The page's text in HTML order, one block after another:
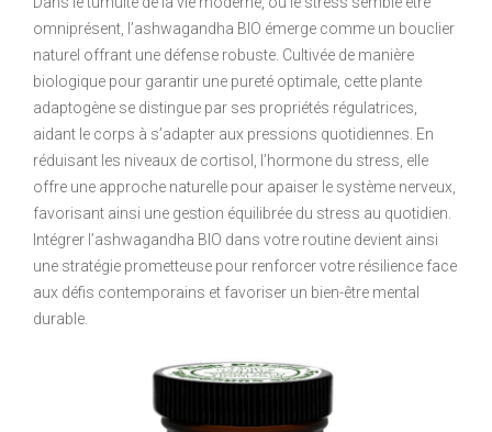
omniprésent, l’ashwagandha BIO émerge comme un bouclier
naturel offrant une défense robuste. Cultivée de manière
biologique pour garantir une pureté optimale, cette plante
adaptogène se distingue par ses propriétés régulatrices,
aidant le corps à s’adapter aux pressions quotidiennes. En
réduisant les niveaux de cortisol, l’hormone du stress, elle
offre une approche naturelle pour apaiser le système nerveux,
favorisant ainsi une gestion équilibrée du stress au quotidien.
Intégrer l’ashwagandha BIO dans votre routine devient ainsi
une stratégie prometteuse pour renforcer votre résilience face
aux défis contemporains et favoriser un bien-être mental
durable.